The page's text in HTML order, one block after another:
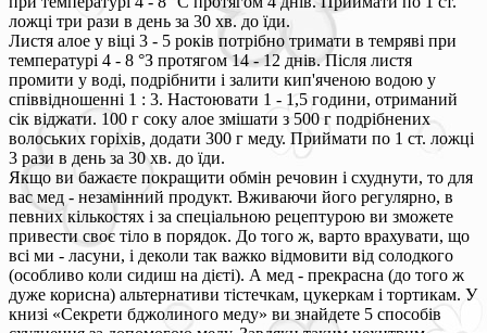
ложці три рази в день за 30 хв. до їди.
Листя алое у віці 3 - 5 років потрібно тримати в темряві при
температурі 4 - 8 °З протягом 14 - 12 днів. Після листя
промити у воді, подрібнити і залити кип'яченою водою у
співвідношенні 1 : 3. Настоювати 1 - 1,5 години, отриманий
сік віджати. 100 г соку алое змішати з 500 г подрібнених
волоських горіхів, додати 300 г меду. Приймати по 1 ст. ложці
3 рази в день за 30 хв. до їди.
Якщо ви бажаєте покращити обмін речовин і схуднути, то для
вас мед - незамінний продукт. Вживаючи його регулярно, в
певних кількостях і за спеціальною рецептурою ви зможете
привести своє тіло в порядок. До того ж, варто врахувати, що
всі ми - ласуни, і деколи так важко відмовити від солодкого
(особливо коли сидиш на дієті). А мед - прекрасна (до того ж
дуже корисна) альтернативи тістечкам, цукеркам і тортикам. У
книзі «Секрети бджолиного меду» ви знайдете 5 способів